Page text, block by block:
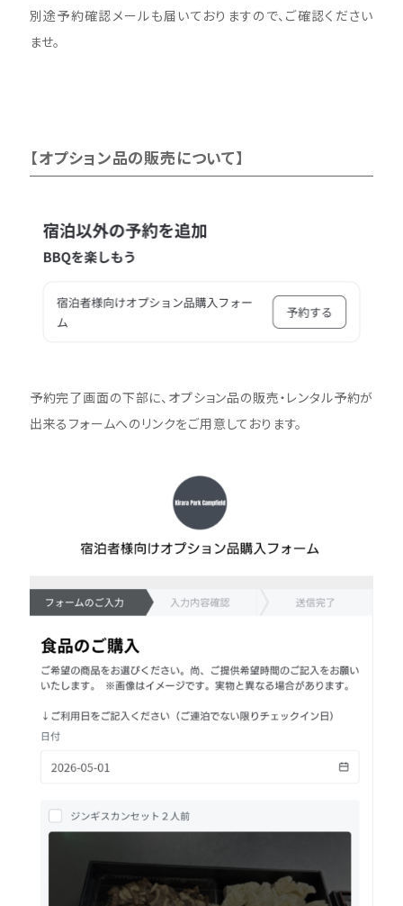
別途予約確認メールも届いておりますので、ご確認ください
ませ。
【オプション品の販売について】
予約完了画面の下部に、オプション品の販売・レンタル予約が
出来るフォームへのリンクをご用意しております。